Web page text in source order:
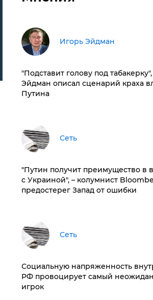
Игорь Эйдман
​"Подставит голову под табакерку",
Эйдман описал сценарий краха
Путина
Сеть
"Путин получит преимущество в
с Украиной", – колумнист
предостерег Запад от ошибки
Сеть
Социальную напряженность
РФ провоцирует самый
игрок